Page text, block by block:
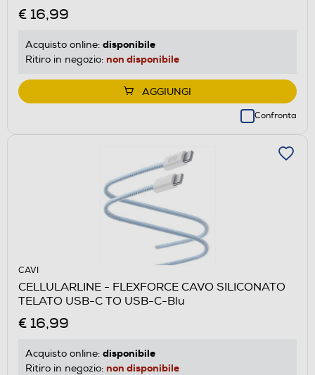
€ 16,99
Acquisto online: disponibile
Ritiro in negozio: non disponibile
AGGIUNGI
Confronta
CAVI
CELLULARLINE - FLEXFORCE CAVO SILICONATO
TELATO USB-C TO USB-C-Blu
€ 16,99
Acquisto online: disponibile
Ritiro in negozio: non disponibile